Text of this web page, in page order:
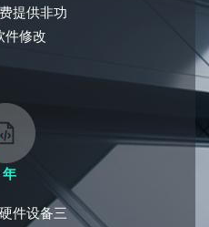
提供非功
件修改
年
件设备三